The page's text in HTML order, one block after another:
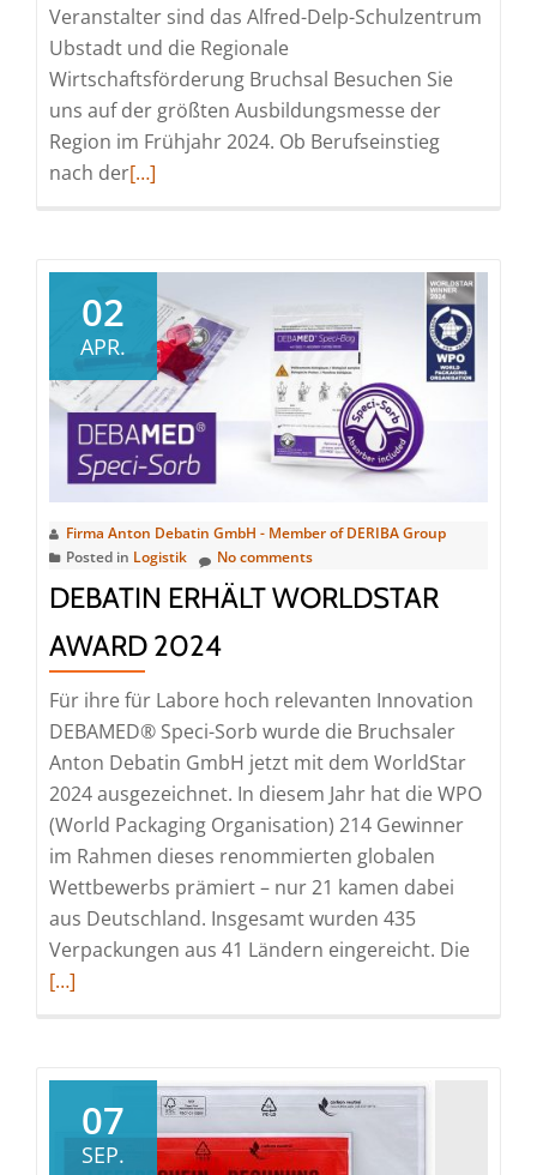
Veranstalter sind das Alfred-Delp-Schulzentrum
Ubstadt und die Regionale
Wirtschaftsförderung Bruchsal Besuchen Sie
uns auf der größten Ausbildungsmesse der
Region im Frühjahr 2024. Ob Berufseinstieg
nach derRead
sind
dabei:
Markt
der
Berufe
am
20.
2024
[…]
02
APR.
Firma Anton Debatin GmbH - Member of DERIBA Group
Posted in Logistik No comments
DEBATIN ERHÄLT WORLDSTAR
AWARD 2024
Für ihre für Labore hoch relevanten Innovation
DEBAMED® Speci-Sorb wurde die Bruchsaler
Anton Debatin GmbH jetzt mit dem WorldStar
2024 ausgezeichnet. In diesem Jahr hat die WPO
(World Packaging Organisation) 214 Gewinner
im Rahmen dieses renommierten globalen
Wettbewerbs prämiert – nur 21 kamen dabei
aus Deutschland. Insgesamt wurden 435
Verpackungen aus 41 Ländern eingereicht. DieRead
[…]
07
SEP.